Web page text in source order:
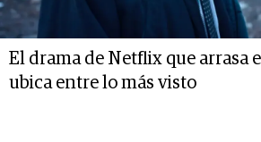
El drama de Netflix que arrasa
ubica entre lo más visto